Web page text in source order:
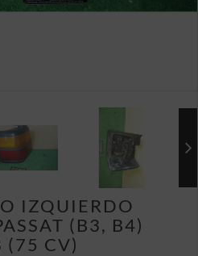
IZQUIERDO
(B3, B4)
CV)